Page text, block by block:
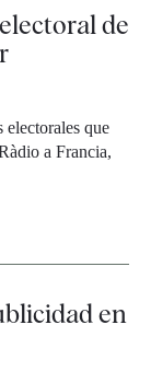
de
electorales que
a Francia,
en